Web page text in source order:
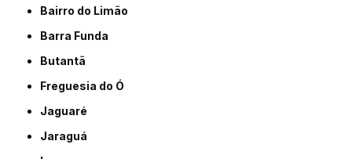
Bairro do Limão
Barra Funda
Butantã
Freguesia do Ó
Jaguaré
Jaraguá